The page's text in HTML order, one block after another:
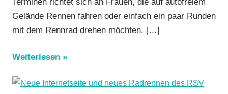
Gelände Rennen fahren oder einfach ein paar Runden
mit dem Rennrad drehen möchten. […]
Weiterlesen